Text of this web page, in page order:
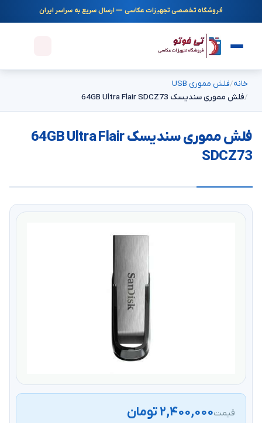
فروشگاه تخصصی تجهیزات عکاسی — ارسال سریع به سراسر ایران
خانه فلش مموری USB
فلش مموری سندیسک 64GB Ultra Flair SDCZ73
فلش مموری سندیسک 64GB Ultra Flair
SDCZ73
قیمت۲,۴۰۰,۰۰۰ تومان